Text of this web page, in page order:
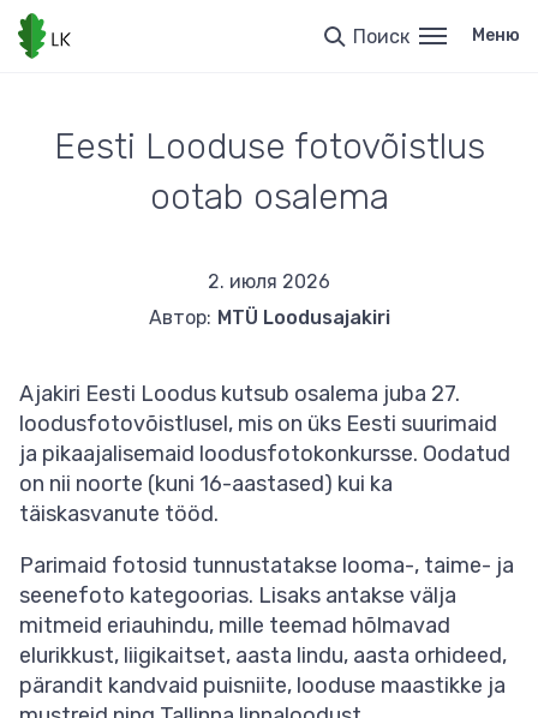
Перейти
основному
Поиск Меню
Eesti Looduse fotovõistlus
ootab osalema
2. июля 2026
Автор: MTÜ Loodusajakiri
Ajakiri Eesti Loodus kutsub osalema juba 27.
loodusfotovõistlusel, mis on üks Eesti suurimaid
ja pikaajalisemaid loodusfotokonkursse. Oodatud
on nii noorte (kuni 16-aastased) kui ka
täiskasvanute tööd.
Parimaid fotosid tunnustatakse looma-, taime- ja
seenefoto kategoorias. Lisaks antakse välja
mitmeid eriauhindu, mille teemad hõlmavad
elurikkust, liigikaitset, aasta lindu, aasta orhideed,
pärandit kandvaid puisniite, looduse maastikke ja